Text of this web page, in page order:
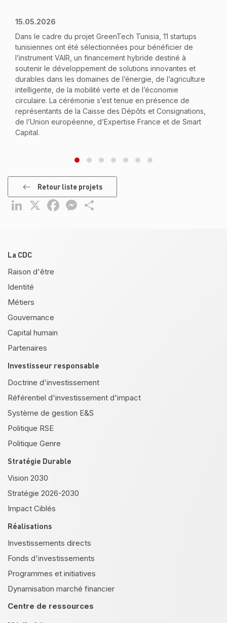
15.05.2026
Dans le cadre du projet GreenTech Tunisia, 11 startups
tunisiennes ont été sélectionnées pour bénéficier de
l’instrument VAIR, un financement hybride destiné à
soutenir le développement de solutions innovantes et
durables dans les domaines de l’énergie, de l’agriculture
intelligente, de la mobilité verte et de l’économie
circulaire. La cérémonie s’est tenue en présence de
représentants de la Caisse des Dépôts et Consignations,
de l’Union européenne, d’Expertise France et de Smart
Capital.
Retour liste projets
LinkedIn
X FacebookMessenger
Pied de page
La CDC
Raison d'être
Identité
Métiers
Gouvernance
Capital humain
Partenaires
Investisseur responsable
Doctrine d'investissement
Référentiel d'investissement d'impact
Système de gestion E&S
Politique RSE
Politique Genre
Stratégie Durable
Vision 2030
Stratégie 2026-2030
Impact Ciblés
Réalisations
Investissements directs
Fonds d'investissements
Programmes et initiatives
Dynamisation marché financier
Centre de ressources